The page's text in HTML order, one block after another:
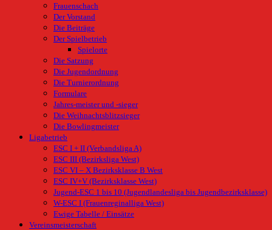
Frauenschach
Der Vorstand
Die Beiträge
Der Spielbetrieb
Spielorte
Die Satzung
Die Jugendordnung
Die Turnierordnung
Formulare
Jahres-meister und -sieger
Die Weihnachtsblitzsieger
Die Bowlingmeister
Ligabetrieb
ESC I + II (Verbandsliga A)
ESC III (Bezirksliga West)
ESC VI – X Bezirksklasse B West
ESC IV+V (Bezirksklasse West)
Jugend-ESC 1 bis 10 (Jugendlandesliga bis Jugendbezirksklasse)
W-ESC I (Frauenreginalliga West)
Ewige Tabelle / Einsätze
Vereinsmeisterschaft